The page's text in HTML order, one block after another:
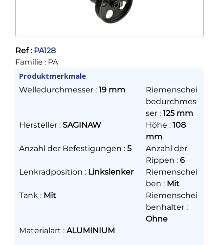
Ref : PA128
Familie : PA
Produktmerkmale
Welledurchmesser : 19 mm
Riemenschei
bedurchmes
ser : 125 mm
Hersteller : SAGINAW Höhe : 108
mm
Anzahl der Befestigungen : 5
Anzahl der
Rippen : 6
Lenkradposition : Linkslenker
Riemenschei
ben : Mit
Tank : Mit
Riemenschei
benhalter :
Ohne
Materialart : ALUMINIUM